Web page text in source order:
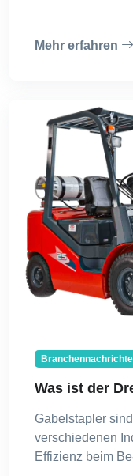
Mehr erfahren
Was ist der
Gabelstapler
verschiedenen
Effizienz beim